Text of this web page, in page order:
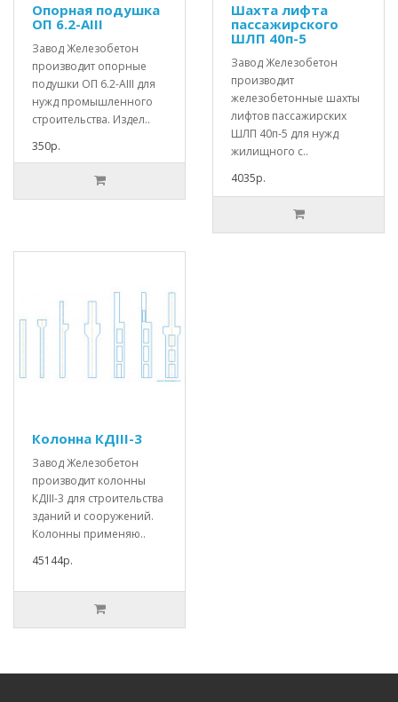
Опорная подушка
ОП 6.2-АIII
Завод Железобетон
производит опорные
подушки ОП 6.2-АIII для
нужд промышленного
строительства. Издел..
350р.
Шахта лифта
пассажирского
ШЛП 40п-5
Завод Железобетон
производит
железобетонные шахты
лифтов пассажирских
ШЛП 40п-5 для нужд
жилищного с..
4035р.
Колонна КДIII-3
Завод Железобетон
производит колонны
КДIII-3 для строительства
зданий и сооружений.
Колонны применяю..
45144р.